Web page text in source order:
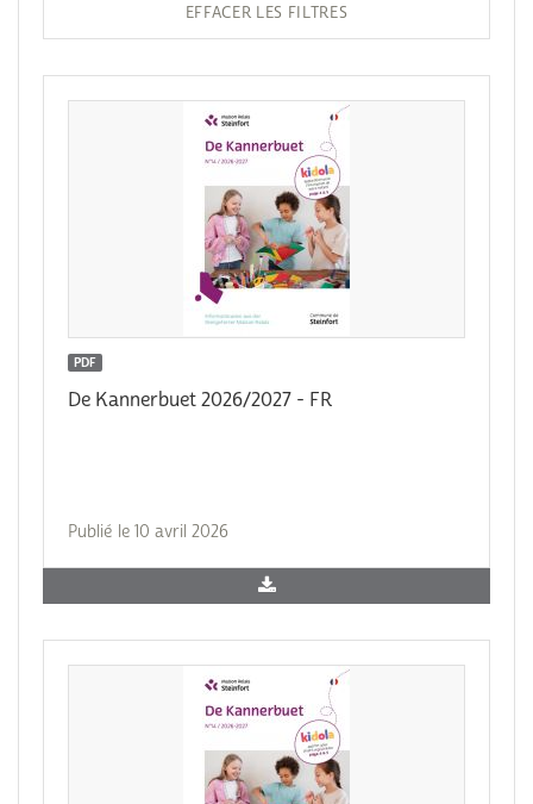
EFFACER LES FILTRES
PDF
De Kannerbuet 2026/2027 - FR
Publié le 10 avril 2026